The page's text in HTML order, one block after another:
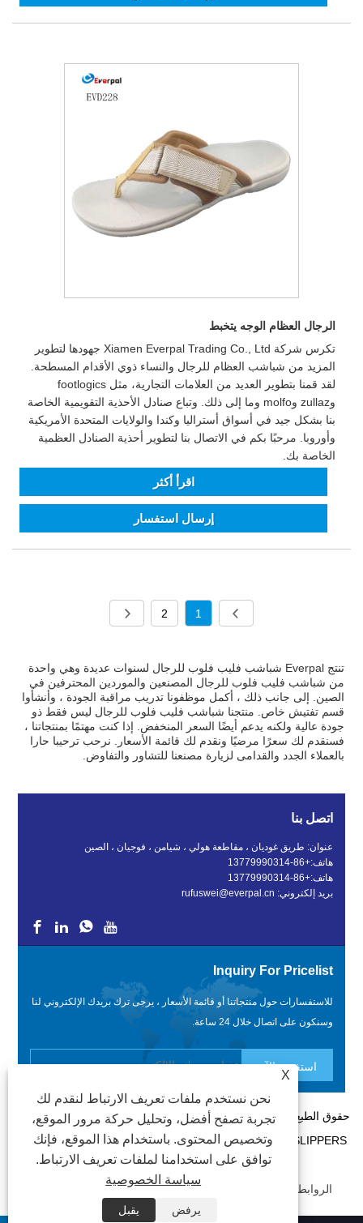
الرجال العظام الوجه يتخبط
تكرس شركة Xiamen Everpal Trading Co., Ltd جهودها لتطوير
المزيد من شباشب العظام للرجال والنساء ذوي الأقدام المسطحة.
لقد قمنا بتطوير العديد من العلامات التجارية، مثل footlogics
وzullaz وmolfo وما إلى ذلك. وتباع صنادل الأحذية التقويمية الخاصة
بنا بشكل جيد في أسواق أستراليا وكندا والولايات المتحدة الأمريكية
وأوروبا. مرحبًا بكم في الاتصال بنا لتطوير أحذية الصنادل العظمية
الخاصة بك.
اقرأ أكثر
إرسال استفسار
1
2
تنتج Everpal شباشب فليب فلوب للرجال لسنوات عديدة وهي واحدة
من شباشب فليب فلوب للرجال المصنعين والموردين المحترفين في
الصين. إلى جانب ذلك ، أكمل موظفونا تدريب مراقبة الجودة ، وأنشأوا
قسم تفتيش خاص. منتجنا شباشب فليب فلوب للرجال ليس فقط ذو
جودة عالية ولكنه يدعم أيضًا السعر المنخفض. إذا كنت مهتمًا بمنتجاتنا ،
فسنقدم لك سعرًا مرضيًا ونقدم لك قائمة الأسعار. نرحب ترحيبا حارا
بالعملاء الجدد والقدامى لزيارة مصنعنا للتشاور والتفاوض.
اتصل بنا
عنوان: طريق غوديان ، مقاطعة هولي ، شيامن ، فوجيان ، الصين
هاتف:+86-13779990314
هاتف:+86-13779990314
بريد إلكتروني: rufuswei@everpal.cn
Inquiry For Pricelist
للاستفسارات حول منتجاتنا أو قائمة الأسعار ، يرجى ترك بريدك الإلكتروني لنا
وسنكون على اتصال خلال 24 ساعة.
حقوق الطبع والنشر © 2022 XIAMEN EVERPAL TRADE CO. ، LTD -
FLIP FLOPS ، SANDALS SLIPPERS ، SLIDES SLIPPERS - جميع
الحقوق محفوظة.
الروابط
RSS|XML|PRIVACY POLICY
X
نحن نستخدم ملفات تعريف الارتباط لنقدم لك
تجربة تصفح أفضل، وتحليل حركة مرور الموقع،
وتخصيص المحتوى. باستخدام هذا الموقع، فإنك
توافق على استخدامنا لملفات تعريف الارتباط.
سياسة الخصوصية
يرفض يقبل